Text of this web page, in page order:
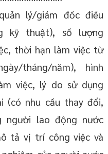
lý/giám đốc điều
kỹ thuật), số lượng
thời hạn làm việc từ
tháng/năm), hình
việc, lý do sử dụng
(có nhu cầu thay đổi,
người lao động nước
tả vị trí công việc và